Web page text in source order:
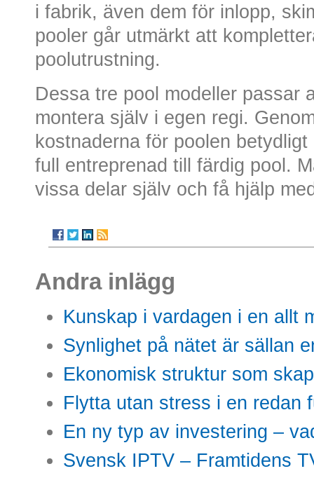
i fabrik, även dem för inlopp,
pooler går utmärkt att
poolutrustning.
Dessa tre pool modeller passar
montera själv i egen regi.
kostnaderna för poolen
full entreprenad till färdig pool.
vissa delar själv och få hjälp
Andra inlägg
Kunskap i vardagen i en allt
Synlighet på nätet är sällan
Ekonomisk struktur som
Flytta utan stress i en redan
En ny typ av investering –
Svensk IPTV – Framtidens